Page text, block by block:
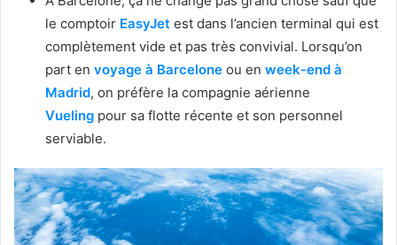
le comptoir EasyJet est dans l’ancien terminal qui est
complètement vide et pas très convivial. Lorsqu’on
part en voyage à Barcelone ou en week-end à
Madrid, on préfère la compagnie aérienne
Vueling pour sa flotte récente et son personnel
serviable.